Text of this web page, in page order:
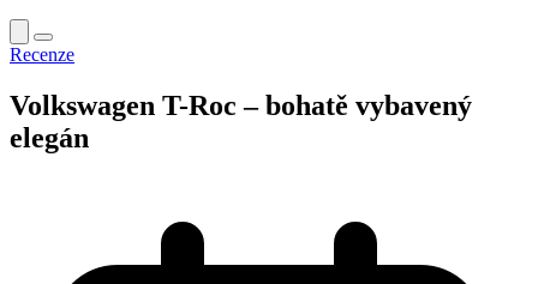
Recenze
Volkswagen T-Roc – bohatě vybavený
elegán